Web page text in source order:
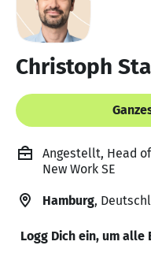
Christoph
Angestellt, Head
New Work SE
Hamburg,
Logg Dich ein, um alle